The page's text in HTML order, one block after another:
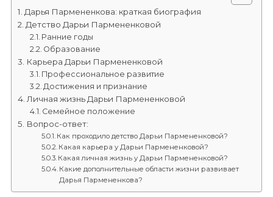
Дарья Пармененкова: краткая биография
Детство Дарьи Пармененковой
Ранние годы
Образование
Карьера Дарьи Пармененковой
Профессиональное развитие
Достижения и признание
Личная жизнь Дарьи Пармененковой
Семейное положение
Вопрос-ответ:
Как проходило детство Дарьи Пармененковой?
Какая карьера у Дарьи Пармененковой?
Какая личная жизнь у Дарьи Пармененковой?
Какие дополнительные области жизни развивает
Дарья Пармененкова?